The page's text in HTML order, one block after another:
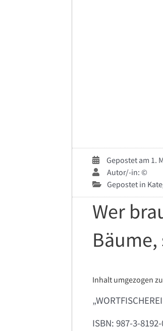
Gepostet am 1.
Autor/-in: ©
Gepostet in
Wer
Bäume,
Inhalt umgezogen
ISBN: 987-3-